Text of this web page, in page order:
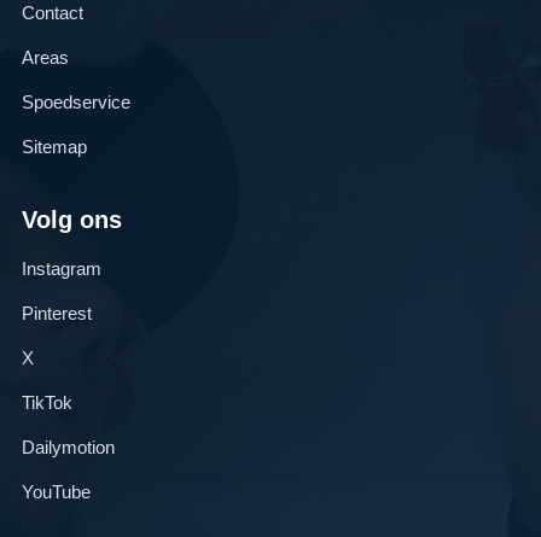
Contact
Areas
Spoedservice
Sitemap
Volg ons
Instagram
Pinterest
X
TikTok
Dailymotion
YouTube